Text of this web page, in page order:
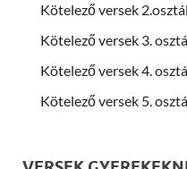
Kötelező versek
Kötelező versek 3.
Kötelező versek 4.
Kötelező versek 5.